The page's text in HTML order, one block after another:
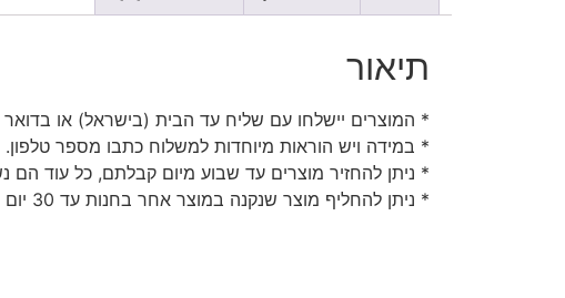
תיאור
* המוצרים יישלחו עם שליח עד הבית (בישראל) או
* במידה ויש הוראות מיוחדות למשלוח כתבו מספר טלפון.
* ניתן להחזיר מוצרים עד שבוע מיום קבלתם, כל עוד הם
* ניתן להחליף מוצר שנקנה במוצר אחר בחנות עד 30 יום מיום קבלתו.